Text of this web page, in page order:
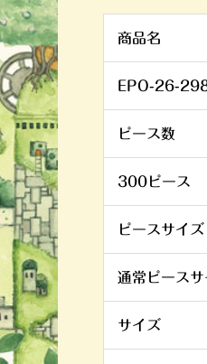
商品名
EPO-26-
ピース数
300ピース
ピースサイズ
通常ピースサ
サイズ